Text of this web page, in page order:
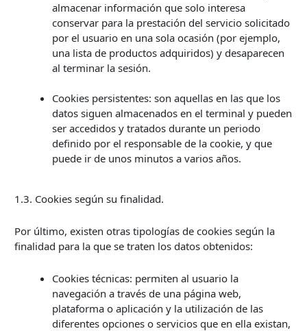
almacenar información que solo interesa
conservar para la prestación del servicio solicitado
por el usuario en una sola ocasión (por ejemplo,
una lista de productos adquiridos) y desaparecen
al terminar la sesión.
Cookies persistentes: son aquellas en las que los
datos siguen almacenados en el terminal y pueden
ser accedidos y tratados durante un periodo
definido por el responsable de la cookie, y que
puede ir de unos minutos a varios años.
1.3. Cookies según su finalidad.
Por último, existen otras tipologías de cookies según la
finalidad para la que se traten los datos obtenidos:
Cookies técnicas: permiten al usuario la
navegación a través de una página web,
plataforma o aplicación y la utilización de las
diferentes opciones o servicios que en ella existan,